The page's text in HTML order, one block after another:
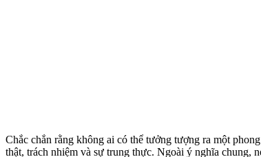
Chắc chắn rằng không ai có thể tưởng tượng ra một
thật, trách nhiệm và sự trung thực. Ngoài ý nghĩa chung,